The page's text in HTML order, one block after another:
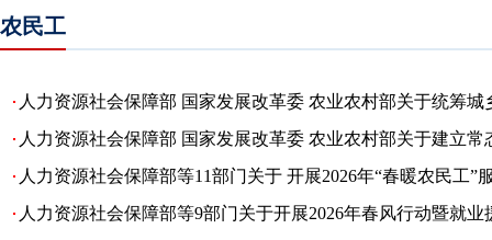
农民工
人力资源社会保障部 国家发展改革委 农业农村部关于统筹
人力资源社会保障部 国家发展改革委 农业农村部关于建立
人力资源社会保障部等11部门关于 开展2026年“春暖农民工”
人力资源社会保障部等9部门关于开展2026年春风行动暨就